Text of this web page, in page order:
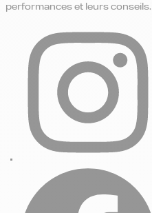
performances et leurs conseils.